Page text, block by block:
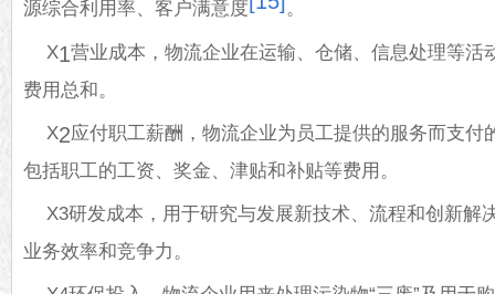
源综合利用率、客户满意度
。
X1营业成本，物流企业在运输、仓储、信息处理等活
费用总和。
X2应付职工薪酬，物流企业为员工提供的服务而支付
包括职工的工资、奖金、津贴和补贴等费用。
X3研发成本，用于研究与发展新技术、流程和创新解
业务效率和竞争力。